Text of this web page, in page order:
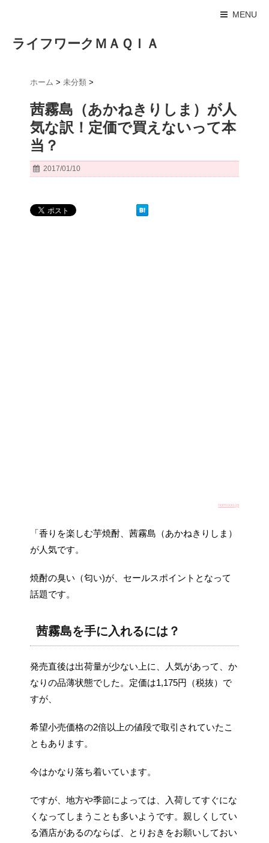
MENU
ライフワークＭＡＱＩＡ
ホーム > 未分類 >
茜霧島（あかねきりしま）が人
気な訳！定価で買えないって本
当？
2017/01/10
nomooo.jp
「香りを楽しむ芋焼酎、茜霧島（あかねきりしま）
が人気です。
焼酎の臭い（匂い)が、セールスポイントとなって
話題です。
茜霧島を手に入れるには？
発売直後は出荷量が少ない上に、人気があって、か
なりの品薄状態でした。定価は1,175円（税抜）で
すが、
希望小売価格の2倍以上の値段で取引されていたこ
ともあります。
今はかなり落ち着いています。
ですが、地方や季節によっては、入荷してすぐにな
くなってしまうことも多いようです。親しくしてい
る酒店があるのならば、とりおきをお願いしておい